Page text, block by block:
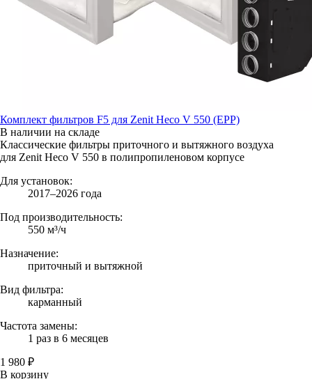
Комплект фильтров F5 для Zenit Heco V 550 (EPP)
В наличии на складе
Классические фильтры приточного и вытяжного воздуха
для Zenit Heco V 550 в полипропиленовом корпусе
Для установок:
2017–2026 года
Под производительность:
550 м³/ч
Назначение:
приточный и вытяжной
Вид фильтра:
карманный
Частота замены:
1 раз в 6 месяцев
1 980 ₽
В корзину